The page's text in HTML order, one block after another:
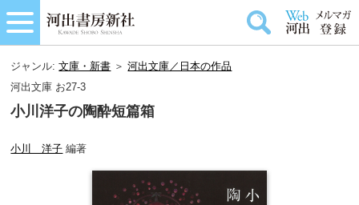
ジャンル:文庫・新書 ＞河出文庫／日本の作品
河出文庫 お27-3
小川洋子の陶酔短篇箱
小川 洋子 編著